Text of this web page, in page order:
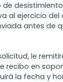
de
al ejercicio del
antes de
le
recibo en
la fecha y